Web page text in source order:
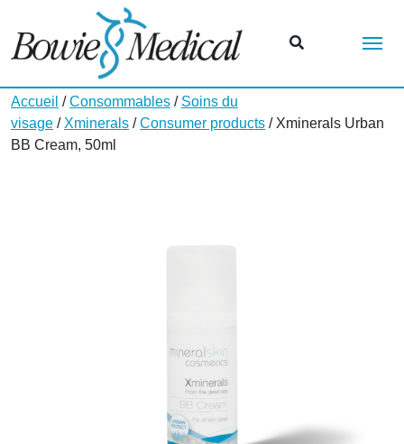
Accueil /Consommables / Soins du
visage / Xminerals /Consumer products / Xminerals Urban
BB Cream, 50ml